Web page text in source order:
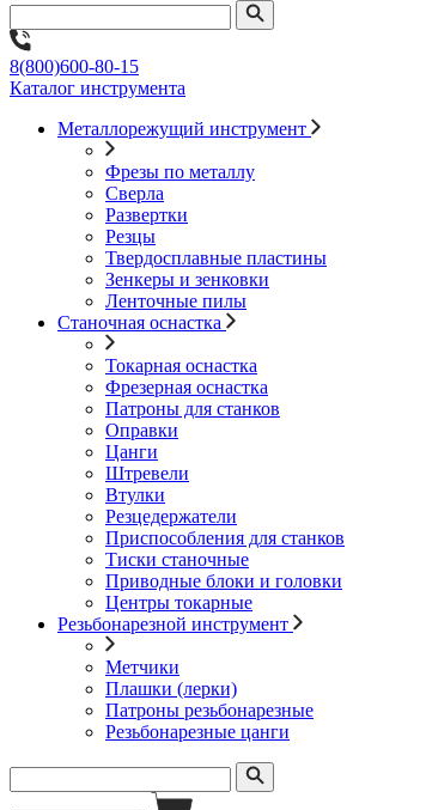
8(800)600-80-15
Каталог инструмента
Металлорежущий инструмент
Фрезы по металлу
Сверла
Развертки
Резцы
Твердосплавные пластины
Зенкеры и зенковки
Ленточные пилы
Станочная оснастка
Токарная оснастка
Фрезерная оснастка
Патроны для станков
Оправки
Цанги
Штревели
Втулки
Резцедержатели
Приспособления для станков
Тиски станочные
Приводные блоки и головки
Центры токарные
Резьбонарезной инструмент
Метчики
Плашки (лерки)
Патроны резьбонарезные
Резьбонарезные цанги